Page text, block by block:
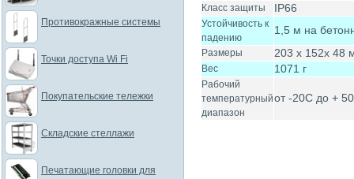
Класс защиты IP66
Устойчивость к
падению
1,5 м на
Размеры 203 x 152x 48
Вес 1071 г
Рабочий
температурный
диапазон
от -20C до +
Противокражные системы
Точки доступа Wi Fi
Покупательские тележки
Складские стеллажи
Печатающие головки для